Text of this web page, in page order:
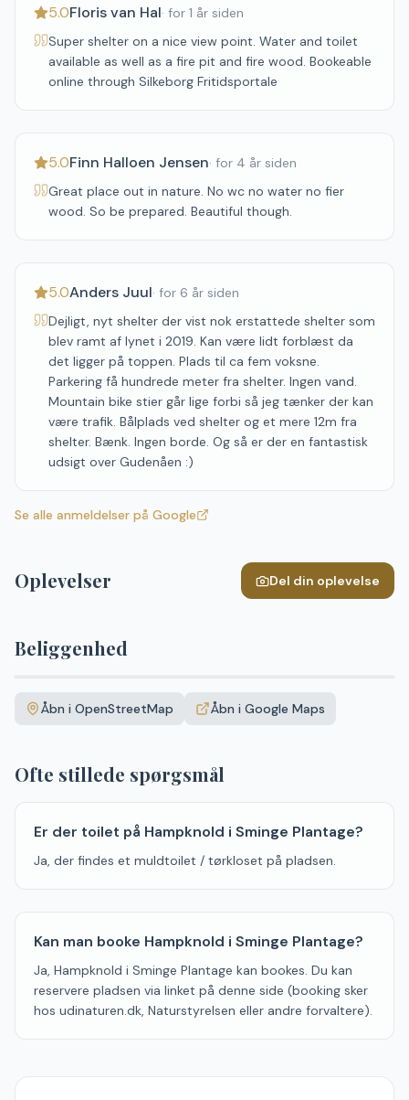
5.0Floris van Hal· for 1 år siden
Super shelter on a nice view point. Water and toilet
available as well as a fire pit and fire wood. Bookeable
online through Silkeborg Fritidsportale
5.0Finn Halloen Jensen· for 4 år siden
Great place out in nature. No wc no water no fier
wood. So be prepared. Beautiful though.
5.0Anders Juul· for 6 år siden
Dejligt, nyt shelter der vist nok erstattede shelter som
blev ramt af lynet i 2019. Kan være lidt forblæst da
det ligger på toppen. Plads til ca fem voksne.
Parkering få hundrede meter fra shelter. Ingen vand.
Mountain bike stier går lige forbi så jeg tænker der kan
være trafik. Bålplads ved shelter og et mere 12m fra
shelter. Bænk. Ingen borde. Og så er der en fantastisk
udsigt over Gudenåen :)
Se alle anmeldelser på Google
Oplevelser Del din oplevelse
Beliggenhed
+Åbn i OpenStreetMap Åbn i Google Maps
Ofte stillede spørgsmål
Er der toilet på Hampknold i Sminge Plantage?
Ja, der findes et muldtoilet / tørkloset på pladsen.
Kan man booke Hampknold i Sminge Plantage?
Ja, Hampknold i Sminge Plantage kan bookes. Du kan
reservere pladsen via linket på denne side (booking sker
hos udinaturen.dk, Naturstyrelsen eller andre forvaltere).